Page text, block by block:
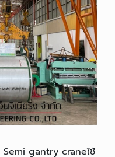
Semi gantry craneใช้